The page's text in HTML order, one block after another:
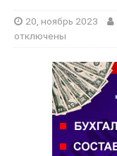
20, ноябрь 2023
отключены